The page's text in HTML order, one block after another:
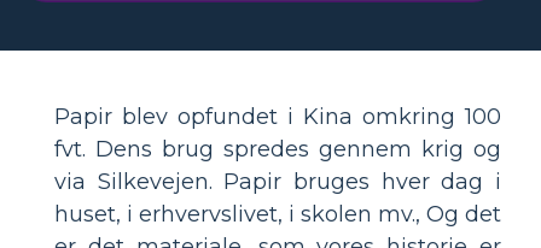
Papir blev opfundet i Kina omkring 100
fvt. Dens brug spredes gennem krig og
via Silkevejen. Papir bruges hver dag i
huset, i erhvervslivet, i skolen mv., Og det